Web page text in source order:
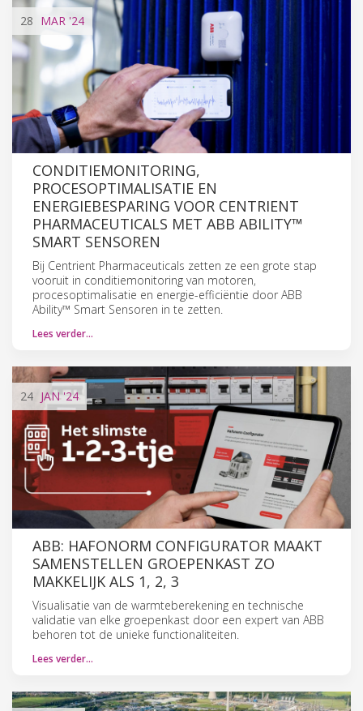
28 MAR '24
CONDITIEMONITORING,
PROCESOPTIMALISATIE EN
ENERGIEBESPARING VOOR CENTRIENT
PHARMACEUTICALS MET ABB ABILITY™
SMART SENSOREN
Bij Centrient Pharmaceuticals zetten ze een grote stap
vooruit in conditiemonitoring van motoren,
procesoptimalisatie en energie-efficiëntie door ABB
Ability™ Smart Sensoren in te zetten.
Lees verder…
24 JAN'24
ABB: HAFONORM CONFIGURATOR MAAKT
SAMENSTELLEN GROEPENKAST ZO
MAKKELIJK ALS 1, 2, 3
Visualisatie van de warmteberekening en technische
validatie van elke groepenkast door een expert van ABB
behoren tot de unieke functionaliteiten.
Lees verder…